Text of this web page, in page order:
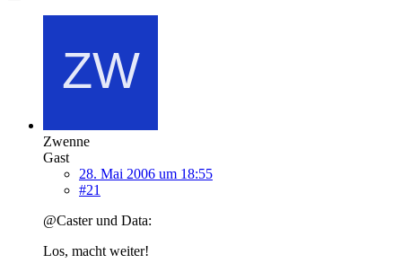
Zwenne
Gast
28. Mai 2006 um 18:55
#21
@Caster und Data:
Los, macht weiter!